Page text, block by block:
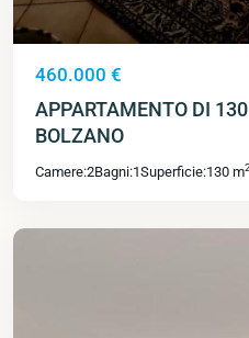
460.000 €
APPARTAMENTO DI
BOLZANO
Camere:2Bagni:1Superficie:130 m2